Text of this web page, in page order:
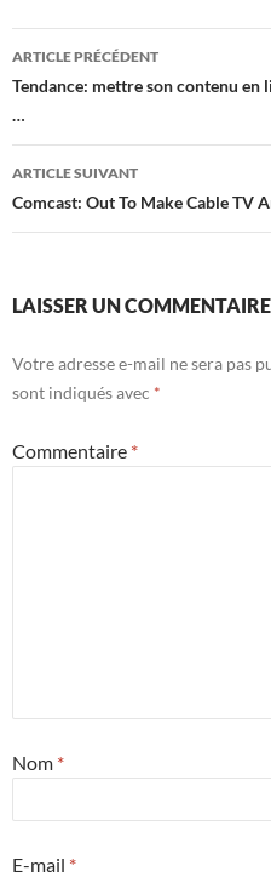
Navigation
des
articles
ARTICLE PRÉCÉDENT
Tendance: mettre son contenu en
…
ARTICLE SUIVANT
Comcast: Out To Make Cable TV
LAISSER UN COMMENTAIRE
Votre adresse e-mail ne sera pas
sont indiqués avec *
Commentaire *
Nom *
E-mail *